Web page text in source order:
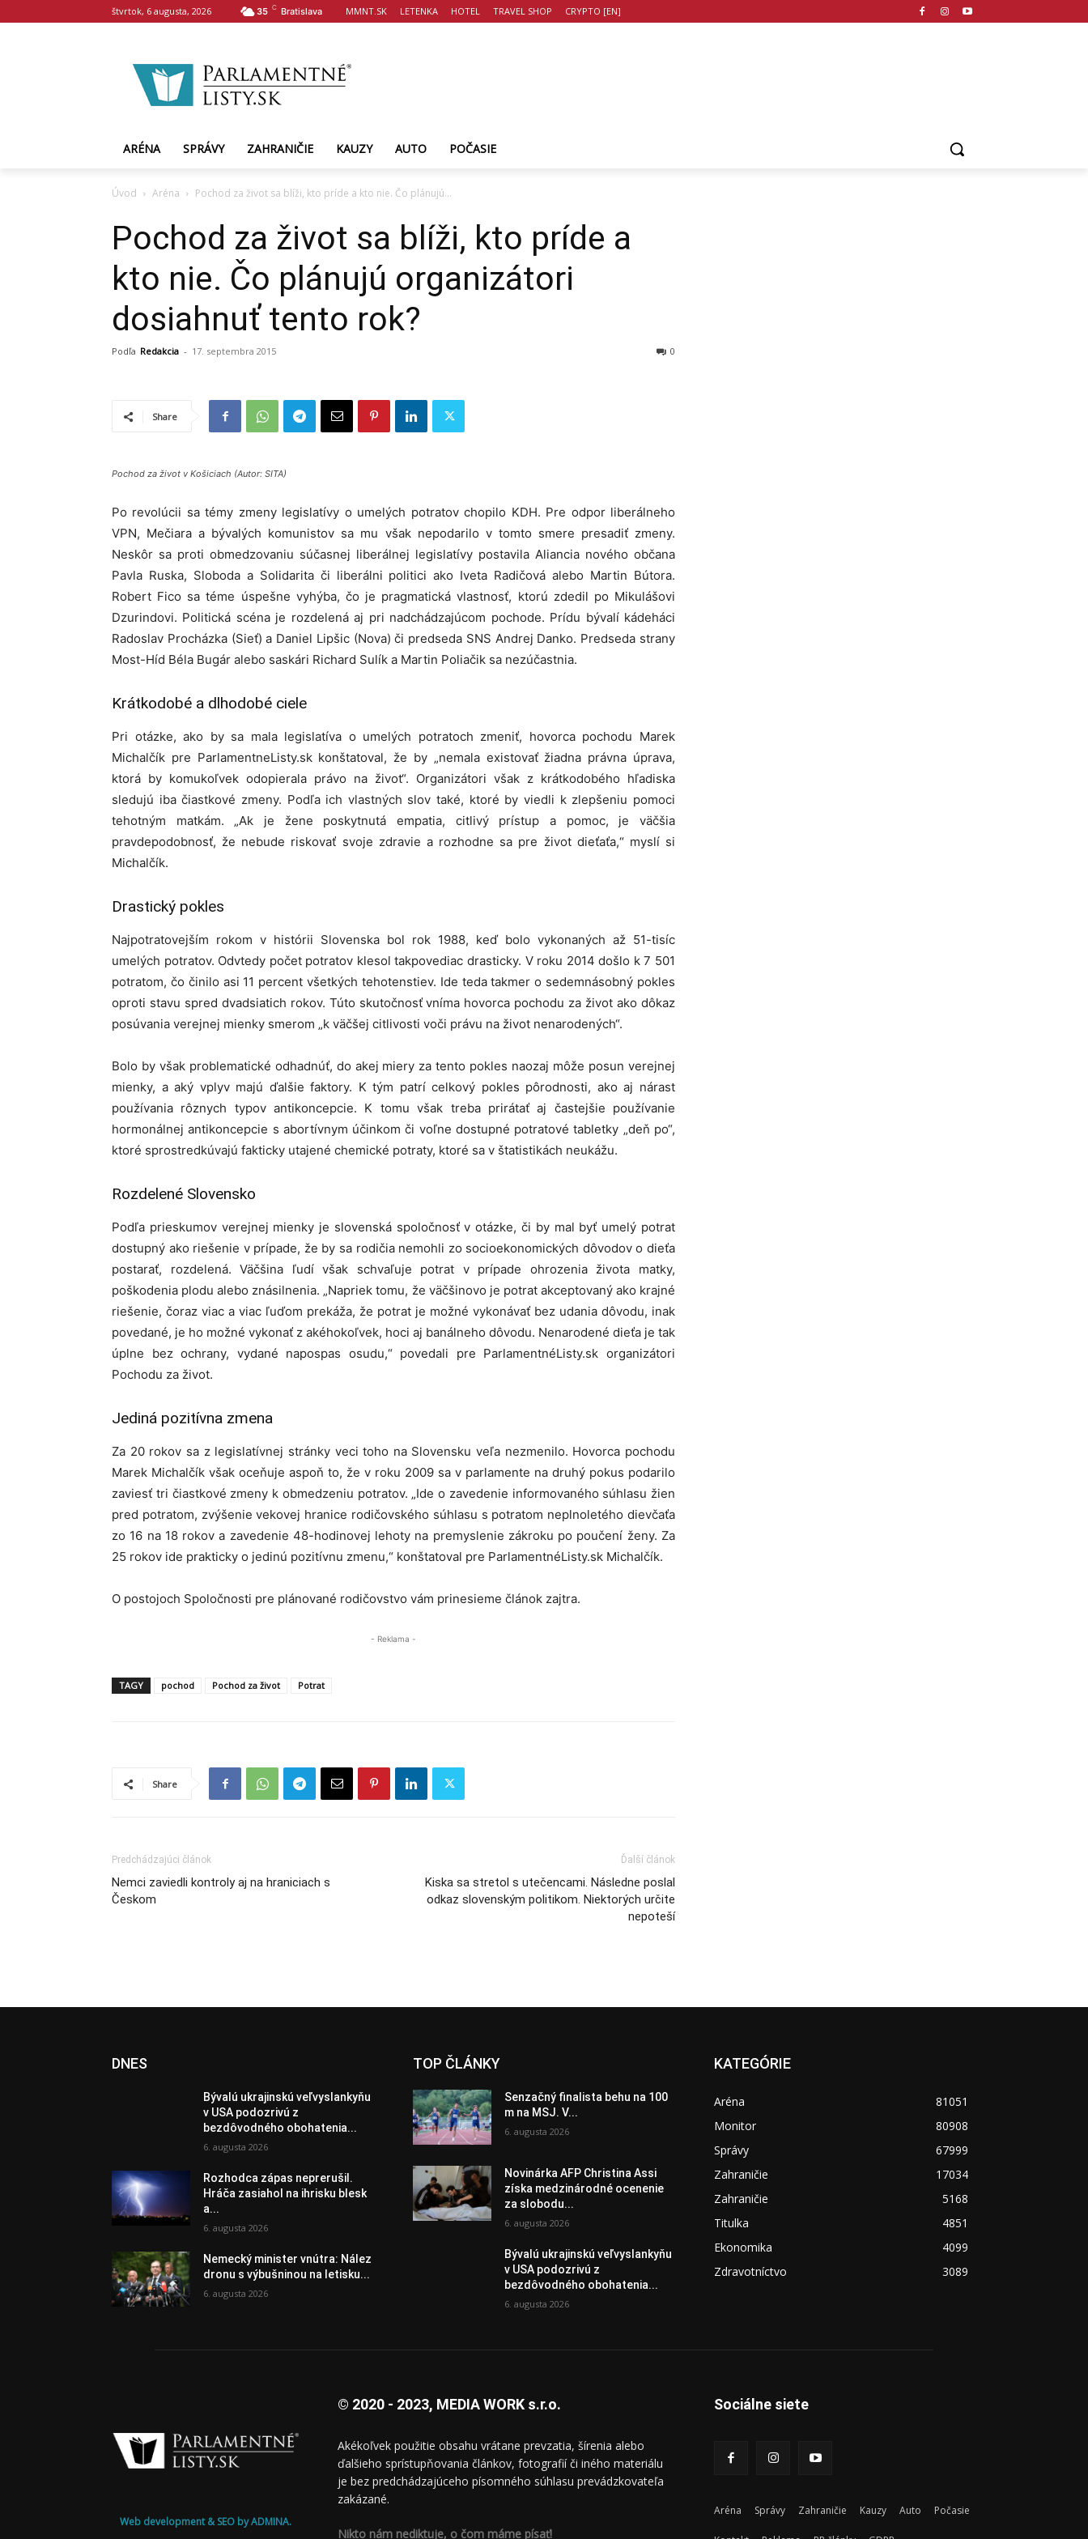
štvrtok, 6 augusta, 2026 35 C Bratislava MMNT.SK LETENKA HOTEL TRAVEL SHOP CRYPTO [EN]
ARÉNA SPRÁVY ZAHRANIČIE KAUZY AUTO POČASIE
Úvod Aréna Pochod za život sa blíži, kto príde a kto nie. Čo plánujú...
Pochod za život sa blíži, kto príde a
kto nie. Čo plánujú organizátori
dosiahnuť tento rok?
Podľa Redakcia - 17. septembra 2015 0
Share
Pochod za život v Košiciach (Autor: SITA)
Po revolúcii sa témy zmeny legislatívy o umelých potratov chopilo KDH. Pre odpor liberálneho
VPN, Mečiara a bývalých komunistov sa mu však nepodarilo v tomto smere presadiť zmeny.
Neskôr sa proti obmedzovaniu súčasnej liberálnej legislatívy postavila Aliancia nového občana
Pavla Ruska, Sloboda a Solidarita či liberálni politici ako Iveta Radičová alebo Martin Bútora.
Robert Fico sa téme úspešne vyhýba, čo je pragmatická vlastnosť, ktorú zdedil po Mikulášovi
Dzurindovi. Politická scéna je rozdelená aj pri nadchádzajúcom pochode. Prídu bývalí kádeháci
Radoslav Procházka (Sieť) a Daniel Lipšic (Nova) či predseda SNS Andrej Danko. Predseda strany
Most-Híd Béla Bugár alebo saskári Richard Sulík a Martin Poliačik sa nezúčastnia.
Krátkodobé a dlhodobé ciele
Pri otázke, ako by sa mala legislatíva o umelých potratoch zmeniť, hovorca pochodu Marek
Michalčík pre ParlamentneListy.sk konštatoval, že by „nemala existovať žiadna právna úprava,
ktorá by komukoľvek odopierala právo na život“. Organizátori však z krátkodobého hľadiska
sledujú iba čiastkové zmeny. Podľa ich vlastných slov také, ktoré by viedli k zlepšeniu pomoci
tehotným matkám. „Ak je žene poskytnutá empatia, citlivý prístup a pomoc, je väčšia
pravdepodobnosť, že nebude riskovať svoje zdravie a rozhodne sa pre život dieťaťa,“ myslí si
Michalčík.
Drastický pokles
Najpotratovejším rokom v histórii Slovenska bol rok 1988, keď bolo vykonaných až 51-tisíc
umelých potratov. Odvtedy počet potratov klesol takpovediac drasticky. V roku 2014 došlo k 7 501
potratom, čo činilo asi 11 percent všetkých tehotenstiev. Ide teda takmer o sedemnásobný pokles
oproti stavu spred dvadsiatich rokov. Túto skutočnosť vníma hovorca pochodu za život ako dôkaz
posúvania verejnej mienky smerom „k väčšej citlivosti voči právu na život nenarodených“.
Bolo by však problematické odhadnúť, do akej miery za tento pokles naozaj môže posun verejnej
mienky, a aký vplyv majú ďalšie faktory. K tým patrí celkový pokles pôrodnosti, ako aj nárast
používania rôznych typov antikoncepcie. K tomu však treba prirátať aj častejšie používanie
hormonálnej antikoncepcie s abortívnym účinkom či voľne dostupné potratové tabletky „deň po“,
ktoré sprostredkúvajú fakticky utajené chemické potraty, ktoré sa v štatistikách neukážu.
Rozdelené Slovensko
Podľa prieskumov verejnej mienky je slovenská spoločnosť v otázke, či by mal byť umelý potrat
dostupný ako riešenie v prípade, že by sa rodičia nemohli zo socioekonomických dôvodov o dieťa
postarať, rozdelená. Väčšina ľudí však schvaľuje potrat v prípade ohrozenia života matky,
poškodenia plodu alebo znásilnenia. „Napriek tomu, že väčšinovo je potrat akceptovaný ako krajné
riešenie, čoraz viac a viac ľuďom prekáža, že potrat je možné vykonávať bez udania dôvodu, inak
povedané, je ho možné vykonať z akéhokoľvek, hoci aj banálneho dôvodu. Nenarodené dieťa je tak
úplne bez ochrany, vydané napospas osudu,“ povedali pre ParlamentnéListy.sk organizátori
Pochodu za život.
Jediná pozitívna zmena
Za 20 rokov sa z legislatívnej stránky veci toho na Slovensku veľa nezmenilo. Hovorca pochodu
Marek Michalčík však oceňuje aspoň to, že v roku 2009 sa v parlamente na druhý pokus podarilo
zaviesť tri čiastkové zmeny k obmedzeniu potratov. „Ide o zavedenie informovaného súhlasu žien
pred potratom, zvýšenie vekovej hranice rodičovského súhlasu s potratom neplnoletého dievčaťa
zo 16 na 18 rokov a zavedenie 48-hodinovej lehoty na premyslenie zákroku po poučení ženy. Za
25 rokov ide prakticky o jedinú pozitívnu zmenu,“ konštatoval pre ParlamentnéListy.sk Michalčík.
O postojoch Spoločnosti pre plánované rodičovstvo vám prinesieme článok zajtra.
- Reklama -
TAGY pochod Pochod za život Potrat
Share
Predchádzajúci článok
Nemci zaviedli kontroly aj na hraniciach s
Českom
Ďalší článok
Kiska sa stretol s utečencami. Následne poslal
odkaz slovenským politikom. Niektorých určite
nepoteší
DNES
Bývalú ukrajinskú veľvyslankyňu
v USA podozrivú z
bezdôvodného obohatenia...
6. augusta 2026
Rozhodca zápas neprerušil.
Hráča zasiahol na ihrisku blesk
a...
6. augusta 2026
Nemecký minister vnútra: Nález
dronu s výbušninou na letisku...
6. augusta 2026
TOP ČLÁNKY
Senzačný finalista behu na 100
m na MSJ. V...
6. augusta 2026
Novinárka AFP Christina Assi
získa medzinárodné ocenenie
za slobodu...
6. augusta 2026
Bývalú ukrajinskú veľvyslankyňu
v USA podozrivú z
bezdôvodného obohatenia...
6. augusta 2026
KATEGÓRIE
Aréna
81051
Monitor
80908
Správy
67999
Zahraničie
17034
Zahraničie
5168
Titulka
4851
Ekonomika
4099
Zdravotníctvo
3089
Web development & SEO by ADMINA.
© 2020 - 2023, MEDIA WORK s.r.o.
Akékoľvek použitie obsahu vrátane prevzatia, šírenia alebo
ďalšieho sprístupňovania článkov, fotografií či iného materiálu
je bez predchádzajúceho písomného súhlasu prevádzkovateľa
zakázané.
Nikto nám nediktuje, o čom máme písať!
Sociálne siete
Aréna Správy Zahraničie Kauzy Auto Počasie